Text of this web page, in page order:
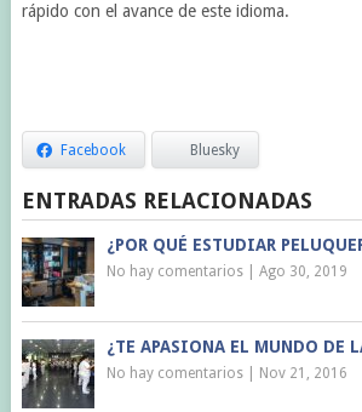
rápido con el avance de este idioma.
Facebook Bluesky
ENTRADAS RELACIONADAS
¿POR QUÉ ESTUDIAR
No hay comentarios| Ago 30, 2019
¿TE APASIONA EL MUNDO DE
No hay comentarios| Nov 21, 2016